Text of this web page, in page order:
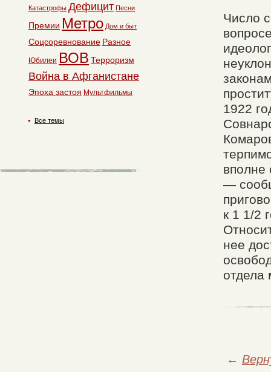
Число
1922
вполне
—
к 1 1/2
нее
отдела
←
Катастрофы Дефицит Песни
Премии Метро Дом и быт
Соцсоревнование Разное
Юбилеи ВОВ Терроризм
Война в Афганистане
Эпоха застоя Мультфильмы
Все темы